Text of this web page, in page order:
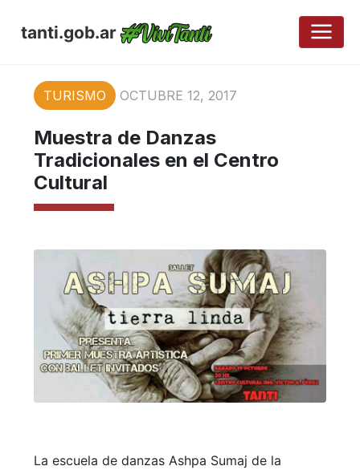
tanti.gob.ar
TURISMO OCTUBRE 12, 2017
Muestra de Danzas
Tradicionales en el Centro
Cultural
La escuela de danzas Ashpa Sumaj de la